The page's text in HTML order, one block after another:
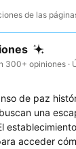
de las
300+ opiniones
de paz
una
acceder